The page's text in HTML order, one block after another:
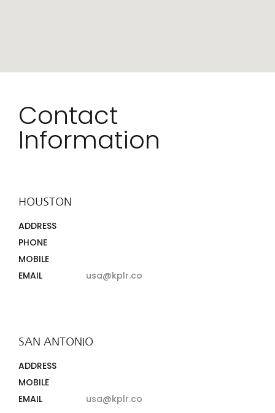
Contact
Information
HOUSTON
ADDRESS
PHONE
MOBILE
EMAIL
usa@kplr.co
SAN ANTONIO
ADDRESS
MOBILE
EMAIL
usa@kplr.co